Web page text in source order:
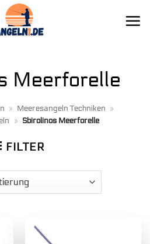
Meerforelle
» Meeresangeln Techniken »
» Sbirolinos Meerforelle
FILTER